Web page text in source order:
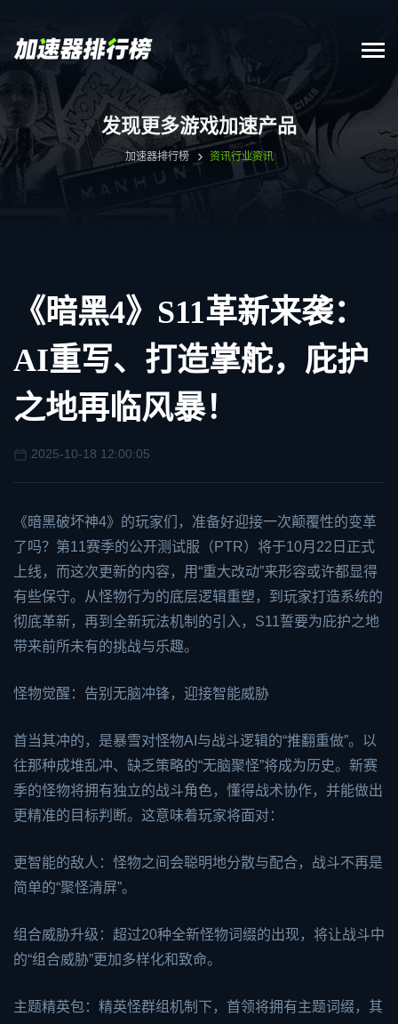
发现更多游戏加速产品
加速器排行榜 资讯行业资讯
《暗黑4》S11革新来袭：
AI重写、打造掌舵，庇护
之地再临风暴！
2025-10-18 12:00:05
《暗黑破坏神4》的玩家们，准备好迎接一次颠覆性的变革
了吗？第11赛季的公开测试服（PTR）将于10月22日正式
上线，而这次更新的内容，用“重大改动”来形容或许都显得
有些保守。从怪物行为的底层逻辑重塑，到玩家打造系统的
彻底革新，再到全新玩法机制的引入，S11誓要为庇护之地
带来前所未有的挑战与乐趣。
怪物觉醒：告别无脑冲锋，迎接智能威胁
首当其冲的，是暴雪对怪物AI与战斗逻辑的“推翻重做”。以
往那种成堆乱冲、缺乏策略的“无脑聚怪”将成为历史。新赛
季的怪物将拥有独立的战斗角色，懂得战术协作，并能做出
更精准的目标判断。这意味着玩家将面对：
更智能的敌人：怪物之间会聪明地分散与配合，战斗不再是
简单的“聚怪清屏”。
组合威胁升级：超过20种全新怪物词缀的出现，将让战斗中
的“组合威胁”更加多样化和致命。
主题精英包：精英怪群组机制下，首领将拥有主题词缀，其